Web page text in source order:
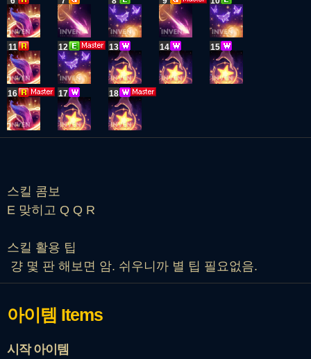
11 12 13 14 15
16 17 18
스킬 콤보
E 맞히고 Q Q R
스킬 활용 팁
걍 몇 판 해보면 암. 쉬우니까 별 팁 필요없음.
아이템 Items
시작 아이템